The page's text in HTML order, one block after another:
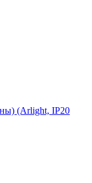
(Arlight, IP20